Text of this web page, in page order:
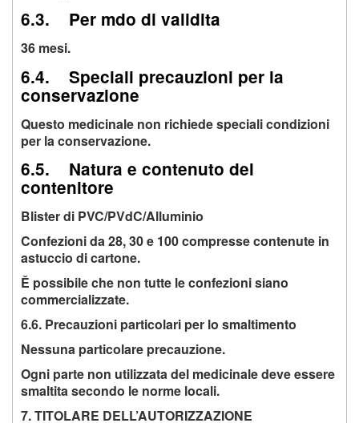
6.3. Per mdo di validita
36 mesi.
6.4. Speciali precauzioni per la
conservazione
Questo medicinale non richiede speciali condizioni
per la conservazione.
6.5. Natura e contenuto del
contenitore
Blister di PVC/PVdC/Alluminio
Confezioni da 28, 30 e 100 compresse contenute in
astuccio di cartone.
Ě possibile che non tutte le confezioni siano
commercializzate.
6.6. Precauzioni particolari per lo smaltimento
Nessuna particolare precauzione.
Ogni parte non utilizzata del medicinale deve essere
smaltita secondo le norme locali.
7. TITOLARE DELL’AUTORIZZAZIONE